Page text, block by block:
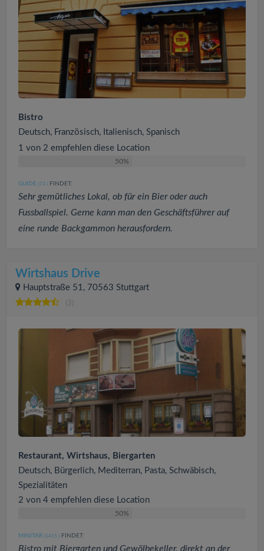
Bistro
Deutsch, Französisch, Italienisch, Spanisch
1 von 2 empfehlen diese Location
50%
GUIDE (73 ) FINDET:
Sehr gemütliches Lokal, ob für ein Bier oder auch
Fussballspiel. Gerne kann man den Geschäftsführer auf
eine runde Backgammon herausfordern.
Wirtshaus Drive
Hauptstraße 51, 70563 Stuttgart
(3)
Restaurant, Wirtshaus, Biergarten
Deutsch, Bürgerlich, Mediterran, Pasta, Schwäbisch,
Spezialitäten
2 von 4 empfehlen diese Location
50%
MINITAR (1415 ) FINDET:
Bistro mit Biergarten und Gewölbekeller, direkt an der